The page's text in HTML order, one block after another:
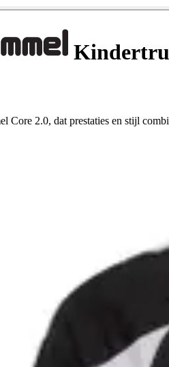
Core 2.0, dat prestaties en stijl